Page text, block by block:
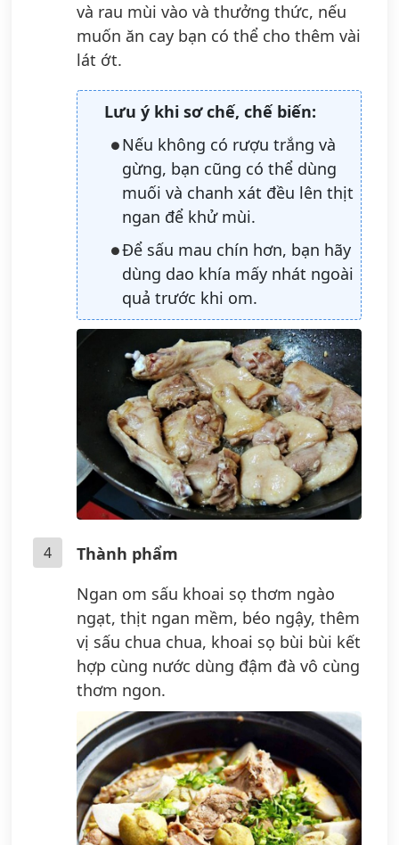
và rau mùi vào và thưởng thức, nếu
muốn ăn cay bạn có thể cho thêm vài
lát ớt.
Lưu ý khi sơ chế, chế biến:
Nếu không có rượu trắng và
gừng, bạn cũng có thể dùng
muối và chanh xát đều lên thịt
ngan để khử mùi.
Để sấu mau chín hơn, bạn hãy
dùng dao khía mấy nhát ngoài
quả trước khi om.
4
Thành phẩm
Ngan om sấu khoai sọ thơm ngào
ngạt, thịt ngan mềm, béo ngậy, thêm
vị sấu chua chua, khoai sọ bùi bùi kết
hợp cùng nước dùng đậm đà vô cùng
thơm ngon.